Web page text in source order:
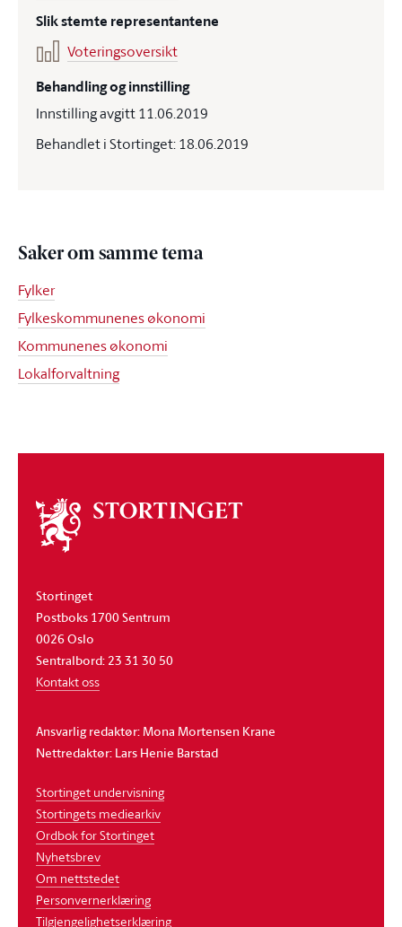
Slik stemte representantene
Voteringsoversikt
Behandling og innstilling
Innstilling avgitt 11.06.2019
Behandlet i Stortinget: 18.06.2019
Saker om samme tema
Fylker
Fylkeskommunenes økonomi
Kommunenes økonomi
Lokalforvaltning
Om
stortinget
Stortinget
Postboks 1700 Sentrum
0026 Oslo
Sentralbord: 23 31 30 50
Kontakt oss
Ansvarlig redaktør: Mona Mortensen Krane
Nettredaktør: Lars Henie Barstad
Stortinget undervisning
Stortingets mediearkiv
Ordbok for Stortinget
Nyhetsbrev
Om nettstedet
Personvernerklæring
Tilgjengelighetserklæring